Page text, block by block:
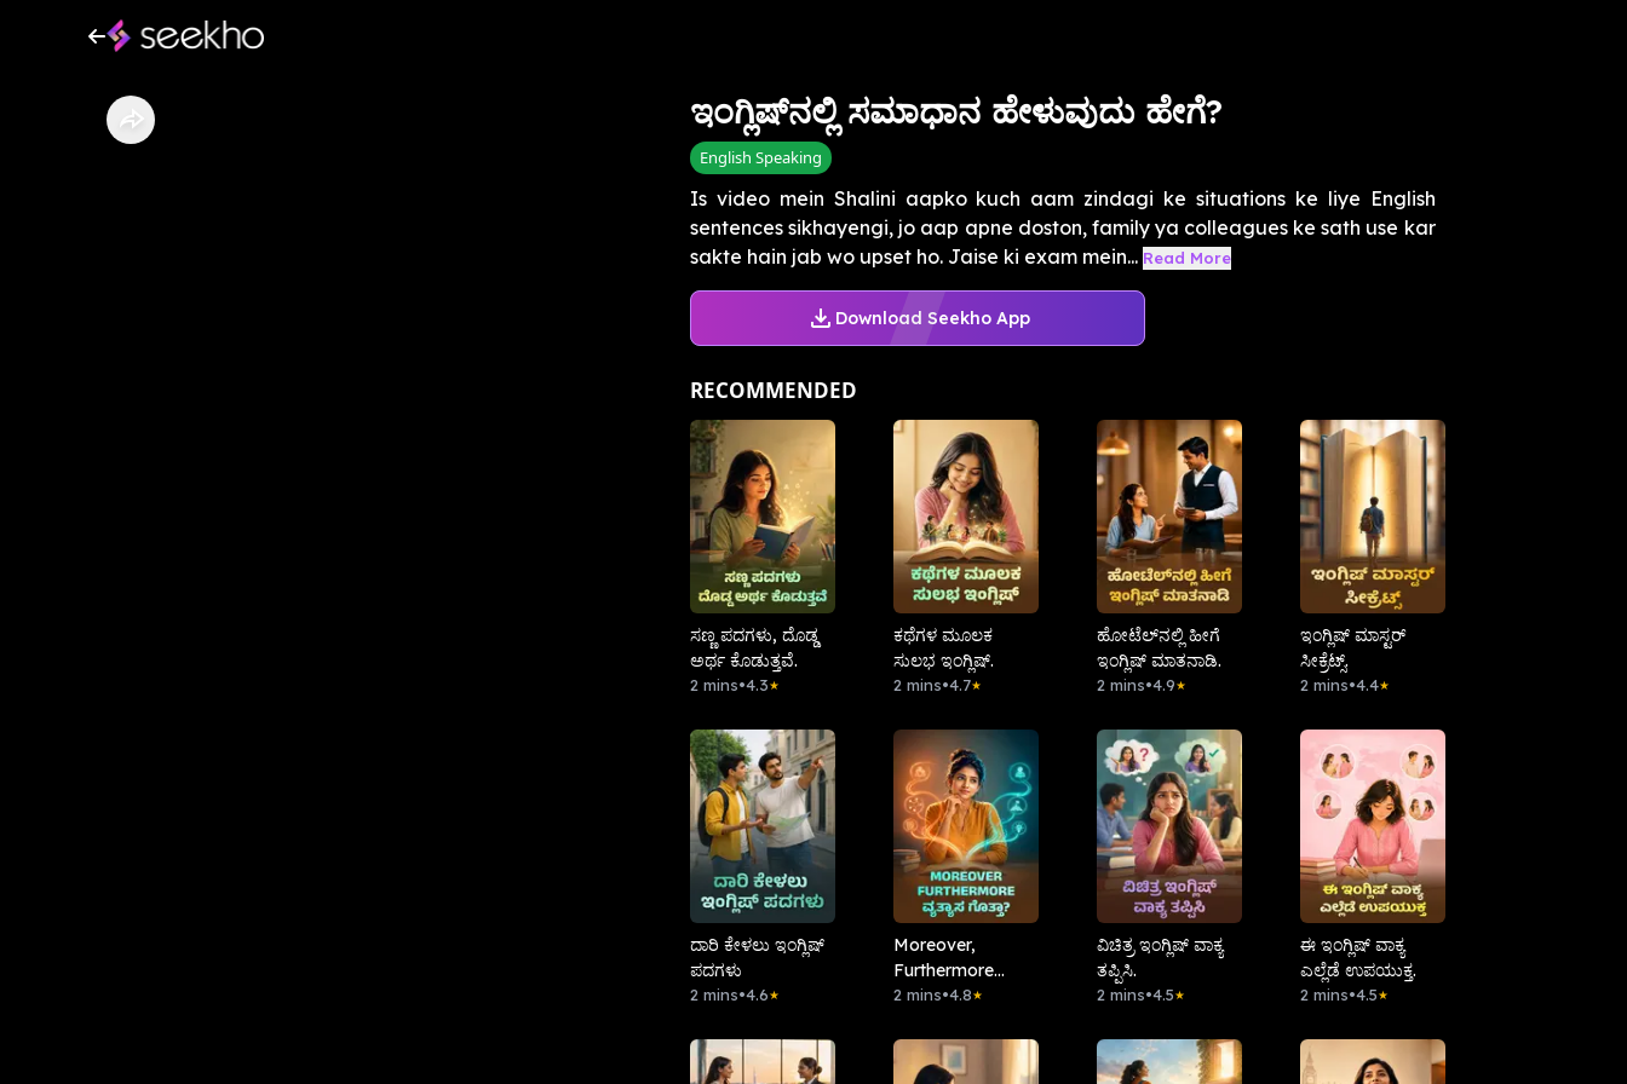
ಇಂಗ್ಲಿಷ್‌ನಲ್ಲಿ ಸಮಾಧಾನ ಹೇಳುವುದು ಹೇಗೆ?
English Speaking
Is video mein Shalini aapko kuch aam zindagi ke situations ke liye English
sentences sikhayengi, jo aap apne doston, family ya colleagues ke sath use kar
sakte hain jab wo upset ho. Jaise ki exam mein... Read More
Download Seekho App
RECOMMENDED
ಸಣ್ಣ ಪದಗಳು, ದೊಡ್ಡ
ಅರ್ಥ ಕೊಡುತ್ತವೆ.
2 mins•4.3★
ಕಥೆಗಳ ಮೂಲಕ
ಸುಲಭ ಇಂಗ್ಲಿಷ್.
2 mins•4.7★
ಹೋಟೆಲ್‌ನಲ್ಲಿ ಹೀಗೆ
ಇಂಗ್ಲಿಷ್ ಮಾತನಾಡಿ.
2 mins•4.9★
ಇಂಗ್ಲಿಷ್ ಮಾಸ್ಟರ್
ಸೀಕ್ರೆಟ್ಸ್.
2 mins•4.4★
ದಾರಿ ಕೇಳಲು ಇಂಗ್ಲಿಷ್
ಪದಗಳು
2 mins•4.6★
Moreover,
Furthermore
ವ್ಯತ್ಯಾಸ ಗೊತ್ತಾ?
2 mins•4.8★
ವಿಚಿತ್ರ ಇಂಗ್ಲಿಷ್ ವಾಕ್ಯ
ತಪ್ಪಿಸಿ.
2 mins•4.5★
ಈ ಇಂಗ್ಲಿಷ್ ವಾಕ್ಯ
ಎಲ್ಲೆಡೆ ಉಪಯುಕ್ತ.
2 mins•4.5★